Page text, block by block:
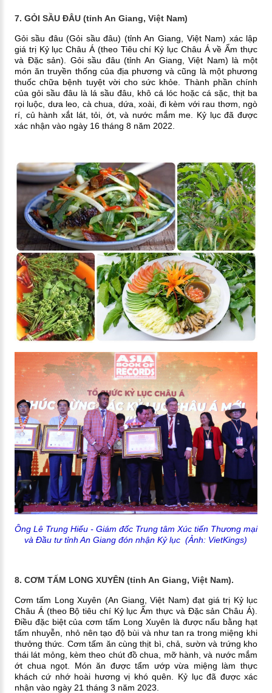
7. GỎI SẦU ĐÂU (tỉnh An Giang, Việt Nam)
Gỏi sầu đâu (Gỏi sầu đâu) (tỉnh An Giang, Việt Nam) xác lập
giá trị Kỷ lục Châu Á (theo Tiêu chí Kỷ lục Châu Á về Ẩm thực
và Đặc sản). Gỏi sầu đâu (tỉnh An Giang, Việt Nam) là một
món ăn truyền thống của địa phương và cũng là một phương
thuốc chữa bệnh tuyệt vời cho sức khỏe. Thành phần chính
của gỏi sầu đâu là lá sầu đâu, khô cá lóc hoặc cá sặc, thịt ba
rọi luộc, dưa leo, cà chua, dứa, xoài, đi kèm với rau thơm, ngò
rí, củ hành xắt lát, tỏi, ớt, và nước mắm me. Kỷ lục đã được
xác nhận vào ngày 16 tháng 8 năm 2022.
Ông Lê Trung Hiếu - Giám đốc Trung tâm Xúc tiến Thương mại
và Đầu tư tỉnh An Giang đón nhận Kỷ lục(Ảnh: VietKings)
8. CƠM TẤM LONG XUYÊN (tỉnh An Giang, Việt Nam).
Cơm tấm Long Xuyên (An Giang, Việt Nam) đạt giá trị Kỷ lục
Châu Á (theo Bộ tiêu chí Kỷ lục Ẩm thực và Đặc sản Châu Á).
Điều đặc biệt của cơm tấm Long Xuyên là được nấu bằng hạt
tấm nhuyễn, nhỏ nên tạo độ bùi và như tan ra trong miệng khi
thưởng thức. Cơm tấm ăn cùng thịt bì, chả, sườn và trứng kho
thái lát mỏng, kèm theo chút đồ chua, mỡ hành, và nước mắm
ớt chua ngọt. Món ăn được tẩm ướp vừa miệng làm thực
khách cứ nhớ hoài hương vị khó quên. Kỷ lục đã được xác
nhận vào ngày 21 tháng 3 năm 2023.